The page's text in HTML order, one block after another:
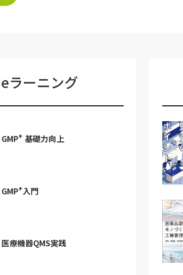
eラーニング
GMP+ 基礎力向上
GMP+入門
医療機器QMS実践